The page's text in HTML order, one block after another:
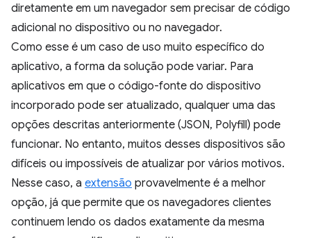
diretamente em um navegador sem precisar de código
adicional no dispositivo ou no navegador.
Como esse é um caso de uso muito específico do
aplicativo, a forma da solução pode variar. Para
aplicativos em que o código-fonte do dispositivo
incorporado pode ser atualizado, qualquer uma das
opções descritas anteriormente (JSON, Polyfill) pode
funcionar. No entanto, muitos desses dispositivos são
difíceis ou impossíveis de atualizar por vários motivos.
Nesse caso, a extensão provavelmente é a melhor
opção, já que permite que os navegadores clientes
continuem lendo os dados exatamente da mesma